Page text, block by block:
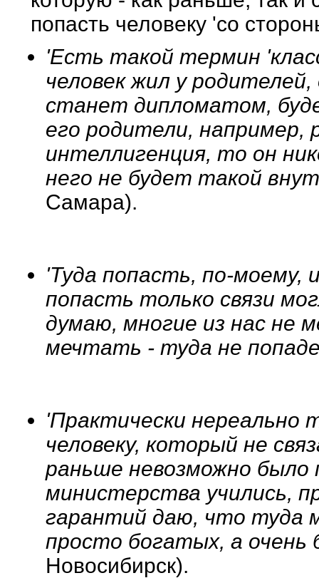
попасть человеку 'со
'Есть такой термин
человек жил у
станет дипломатом,
его родители, например,
интеллигенция, то он
него не будет такой
Самара).
'Туда попасть, по-моему,
попасть только связи
думаю, многие из нас
мечтать - туда не
'Практически нереально
человеку, который не
раньше невозможно
министерства учились,
гарантий даю, что туда
просто богатых, а очень
Новосибирск).